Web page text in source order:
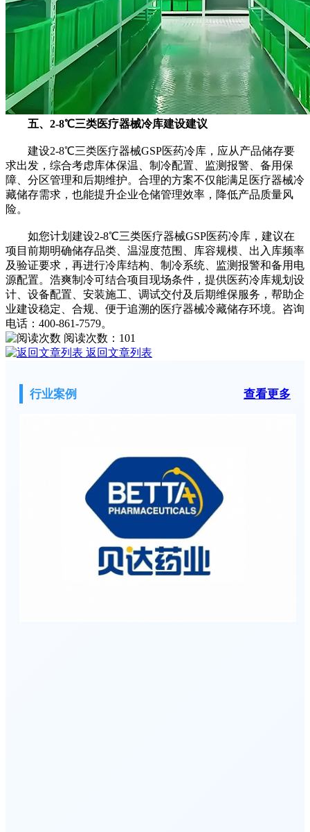
五、2-8℃三类医疗器械冷库建设建议
建设2-8℃三类医疗器械GSP医药冷库，应从产品储存要
求出发，综合考虑库体保温、制冷配置、监测报警、备用保
障、分区管理和后期维护。合理的方案不仅能满足医疗器械冷
藏储存需求，也能提升企业仓储管理效率，降低产品质量风
险。
如您计划建设2-8℃三类医疗器械GSP医药冷库，建议在
项目前期明确储存品类、温湿度范围、库容规模、出入库频率
及验证要求，再进行冷库结构、制冷系统、监测报警和备用电
源配置。浩爽制冷可结合项目现场条件，提供医药冷库规划设
计、设备配置、安装施工、调试交付及后期维保服务，帮助企
业建设稳定、合规、便于追溯的医疗器械冷藏储存环境。咨询
电话：400-861-7579。
阅读次数： 101
返回文章列表
行业案例 查看更多